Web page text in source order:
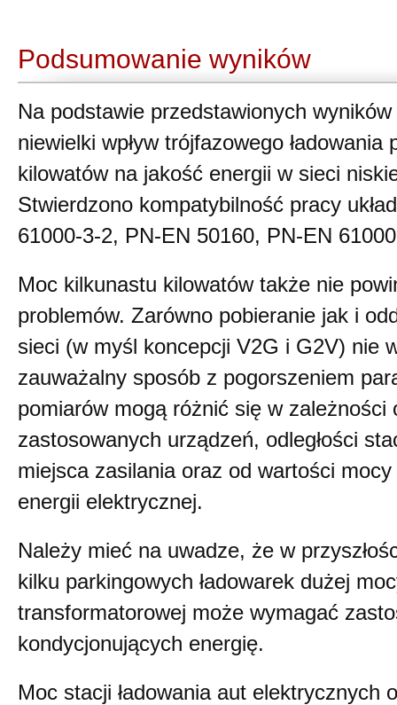
Podsumowanie wyników
Na podstawie przedstawionych
niewielki wpływ trójfazowego
kilowatów na jakość energii w sieci
Stwierdzono kompatybilność pracy
61000-3-2, PN-EN 50160, PN-EN
Moc kilkunastu kilowatów także nie
problemów. Zarówno pobieranie jak i
sieci (w myśl koncepcji V2G i G2V) nie
zauważalny sposób z pogorszeniem
pomiarów mogą różnić się w zależności
zastosowanych urządzeń, odległości
miejsca zasilania oraz od wartości mocy
energii elektrycznej.
Należy mieć na uwadze, że w
kilku parkingowych ładowarek dużej
transformatorowej może wymagać
kondycjonujących energię.
Moc stacji ładowania aut elektrycznych